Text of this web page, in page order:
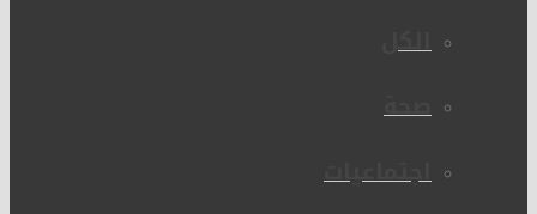
الكل
صحة
اجتماعيات